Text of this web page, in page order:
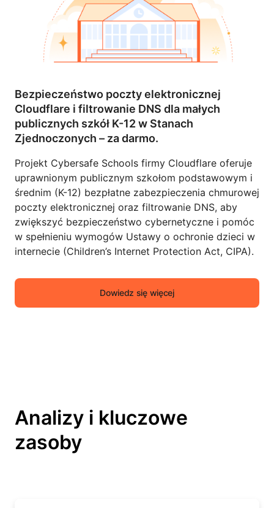
Bezpieczeństwo poczty elektronicznej
Cloudflare i filtrowanie DNS dla małych
publicznych szkół K-12 w Stanach
Zjednoczonych – za darmo.
Projekt Cybersafe Schools firmy Cloudflare oferuje
uprawnionym publicznym szkołom podstawowym i
średnim (K-12) bezpłatne zabezpieczenia chmurowej
poczty elektronicznej oraz filtrowanie DNS, aby
zwiększyć bezpieczeństwo cybernetyczne i pomóc
w spełnieniu wymogów Ustawy o ochronie dzieci w
internecie (Children’s Internet Protection Act, CIPA).
Dowiedz się więcej
Analizy i kluczowe
zasoby